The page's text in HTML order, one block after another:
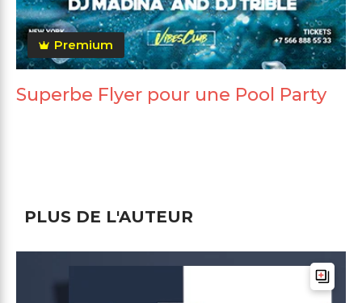
Premium
Superbe Flyer pour une Pool Party
PLUS DE L'AUTEUR